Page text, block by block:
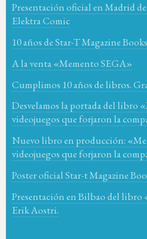
Presentación oficial en Madrid
Elektra Comic
10 años de Star-T Magazine
A la venta «Memento SEGA»
Cumplimos 10 años de libros.
Desvelamos la portada del libro
videojuegos que forjaron la
Nuevo libro en producción:
videojuegos que forjaron la
Poster oficial Star-t Magazine
Presentación en Bilbao del libro
Erik Aostri.